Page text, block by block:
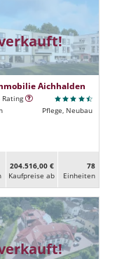
Aichhalden
Rating
Pflege, Neubau
204.516,00 €
Kaufpreise ab
78
Ein­heiten